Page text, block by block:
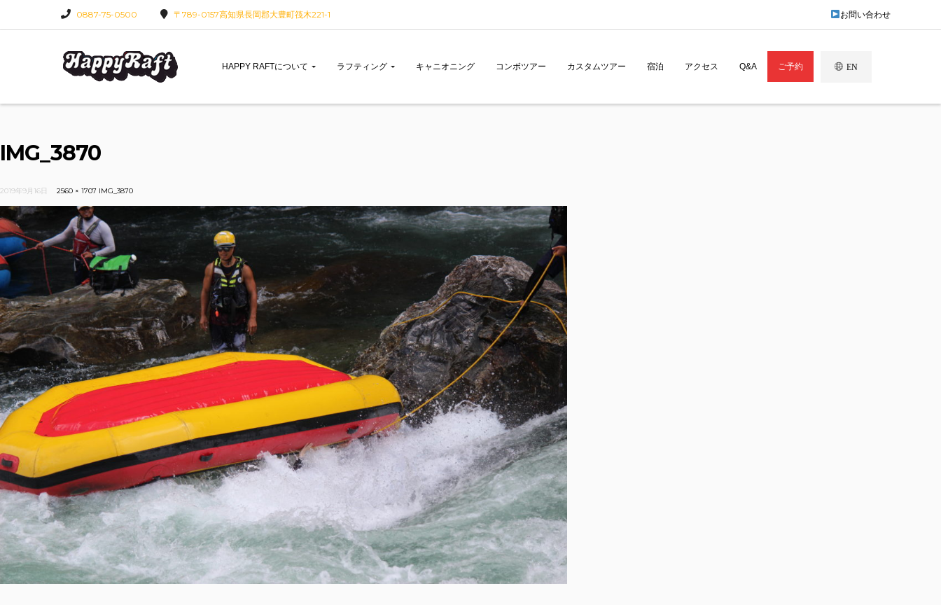
0887-75-0500 〒789-0157高知県長岡郡大豊町筏木221-1 お問い合わせ
HAPPY RAFTについて ラフティング キャニオニング コンボツアー カスタムツアー 宿泊 アクセス Q&A ご予約 EN
IMG_3870
2019年9月16日 2560 × 1707 IMG_3870